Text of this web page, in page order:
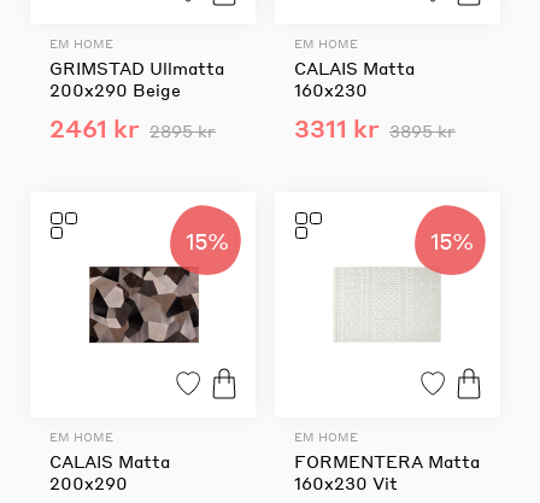
EM HOME
GRIMSTAD Ullmatta
200x290 Beige
2461 kr 2895 kr
EM HOME
CALAIS Matta
160x230
3311 kr 3895 kr
15%
EM HOME
CALAIS Matta
200x290
15%
EM HOME
FORMENTERA Matta
160x230 Vit